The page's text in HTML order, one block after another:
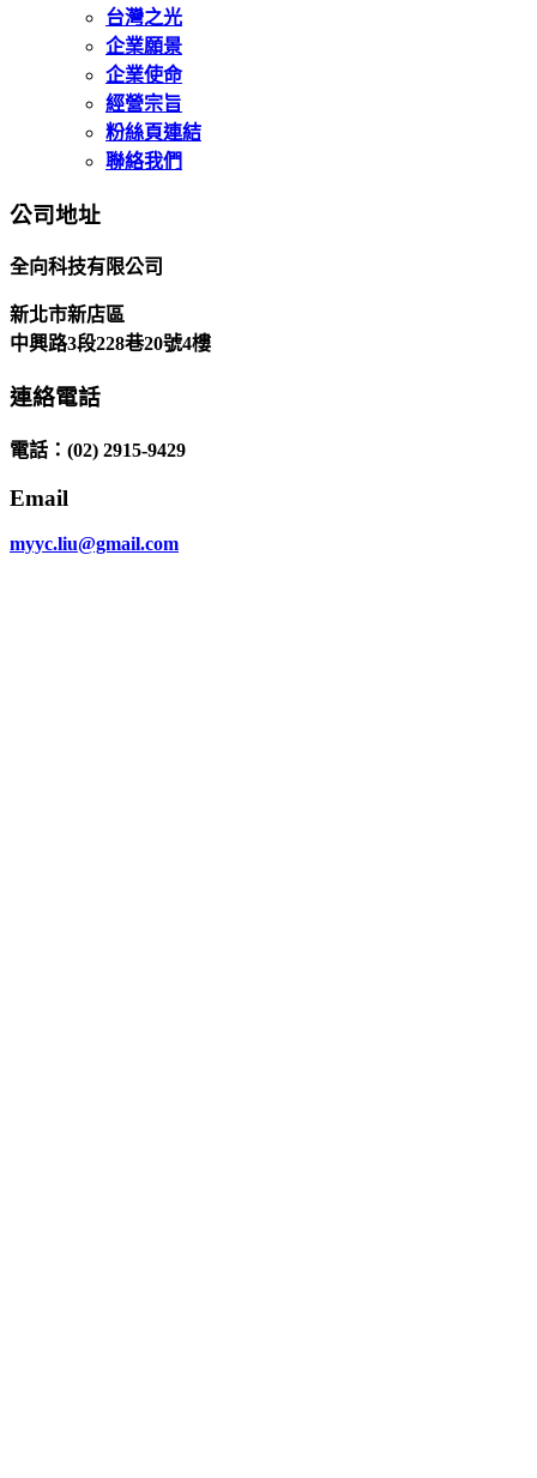
台灣之光
企業願景
企業使命
經營宗旨
粉絲頁連結
聯絡我們
公司地址
全向科技有限公司
新北市新店區
中興路3段228巷20號4樓
連絡電話
電話 ：(02) 2915-9429
Email
myyc.liu@gmail.com